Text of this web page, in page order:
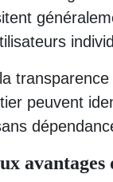
peuvent
avantages